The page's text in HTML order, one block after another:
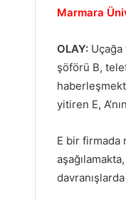
Marmara
OLAY:Uçağa
şöförü B,
yitiren E,
E bir firmada